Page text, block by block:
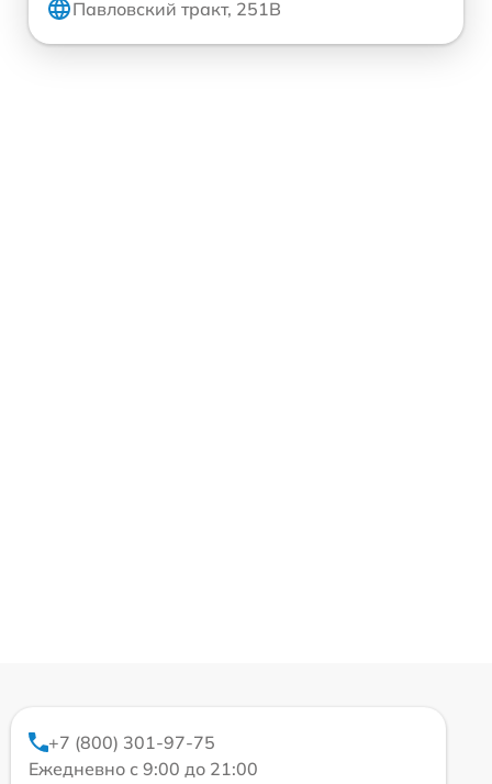
Павловский тракт, 251В
+7 (800) 301-97-75
Ежедневно с 9:00 до 21:00